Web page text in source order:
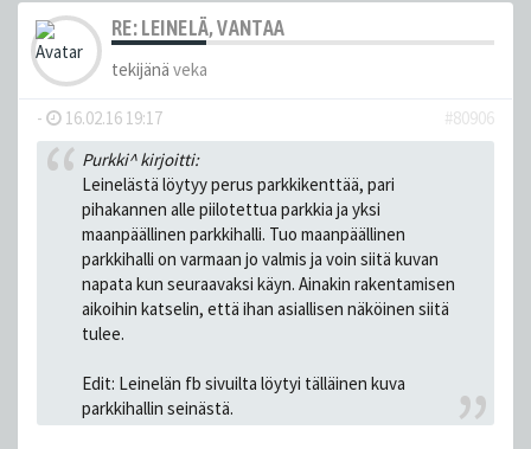
RE: LEINELÄ, VANTAA
tekijänä veka
- 16.02.16 19:17
#80906
Purkki^ kirjoitti:
Leinelästä löytyy perus parkkikenttää, pari
pihakannen alle piilotettua parkkia ja yksi
maanpäällinen parkkihalli. Tuo maanpäällinen
parkkihalli on varmaan jo valmis ja voin siitä kuvan
napata kun seuraavaksi käyn. Ainakin rakentamisen
aikoihin katselin, että ihan asiallisen näköinen siitä
tulee.
Edit: Leinelän fb sivuilta löytyi tälläinen kuva
parkkihallin seinästä.